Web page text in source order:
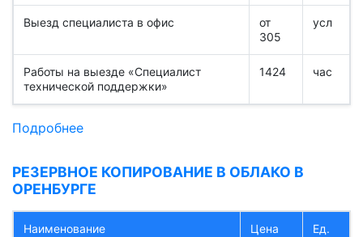
Выезд специалиста в офис
от
305
усл
Работы на выезде «Специалист
технической поддержки»
1424 час
Подробнее
РЕЗЕРВНОЕ КОПИРОВАНИЕ В ОБЛАКО В
ОРЕНБУРГЕ
Наименование
Цена
Ед.